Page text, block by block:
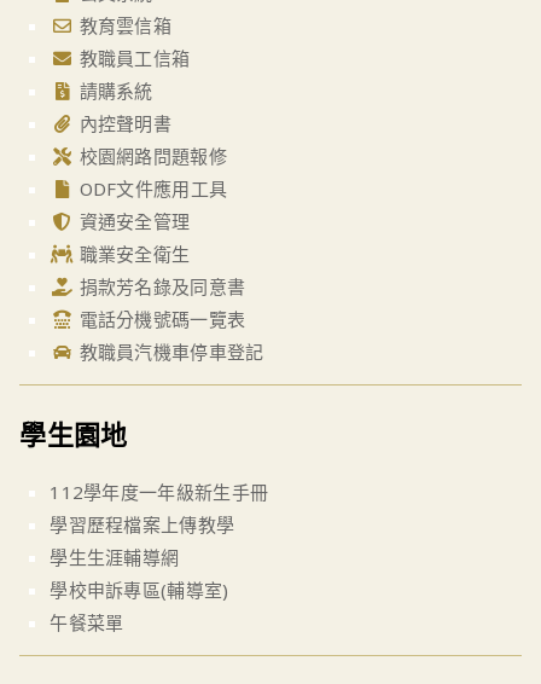
教育雲信箱
教職員工信箱
請購系統
內控聲明書
校園網路問題報修
ODF文件應用工具
資通安全管理
職業安全衛生
捐款芳名錄及同意書
電話分機號碼一覽表
教職員汽機車停車登記
學生園地
112學年度一年級新生手冊
學習歷程檔案上傳教學
學生生涯輔導網
學校申訴專區(輔導室)
午餐菜單